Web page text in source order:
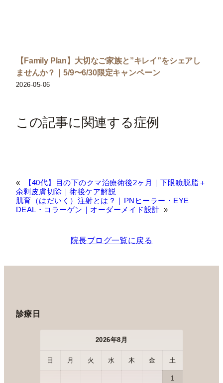
【Family Plan】大切なご家族と”キレイ”をシェアし
ませんか？｜5/9〜6/30限定キャンペーン
2026-05-06
この記事に関連する症例
«
【40代】目の下のクマ治療術後2ヶ月｜下眼瞼脱脂＋
余剰皮膚切除｜術後ケア解説
肌育（はだいく）注射とは？｜PNヒーラー・EYE
DEAL・コラーゲン｜オーダーメイド設計 »
院長ブログ一覧に戻る
診療日
2026年8月
日 月 火 水 木 金 土
1